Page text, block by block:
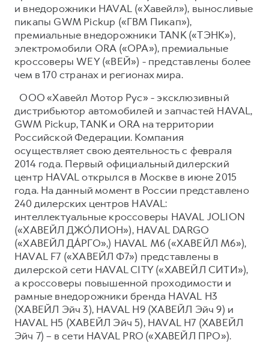
и внедорожники HAVAL («Хавейл»), выносливые
пикапы GWM Pickup («ГВМ Пикап»),
премиальные внедорожники TANK («ТЭНК»),
электромобили ORA («ОРА»), премиальные
кроссоверы WEY («ВЕЙ») - представлены более
чем в 170 странах и регионах мира.
ООО «Хавейл Мотор Рус» - эксклюзивный
дистрибьютор автомобилей и запчастей HAVAL,
GWM Pickup, TANK и ORA на территории
Российской Федерации. Компания
осуществляет свою деятельность с февраля
2014 года. Первый официальный дилерский
центр HAVAL открылся в Москве в июне 2015
года. На данный момент в России представлено
240 дилерских центров HAVAL:
интеллектуальные кроссоверы HAVAL JOLION
(«ХАВЕЙЛ ДЖО́ЛИОН»), HAVAL DARGO
(«ХАВЕЙЛ ДА́РГО»,) HAVAL М6 («ХАВЕЙЛ M6»),
HAVAL F7 («ХАВЕЙЛ Ф7») представлены в
дилерской сети HAVAL CITY («ХАВЕЙЛ СИТИ»),
а кроссоверы повышенной проходимости и
рамные внедорожники бренда HAVAL H3
(ХАВЕЙЛ Эйч 3), HAVAL H9 (ХАВЕЙЛ Эйч 9) и
HAVAL H5 (ХАВЕЙЛ Эйч 5), HAVAL H7 (ХАВЕЙЛ
Эйч 7) – в сети HAVAL PRO («ХАВЕЙЛ ПРО»).